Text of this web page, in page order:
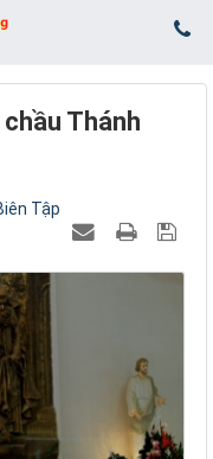
Thánh
Tập